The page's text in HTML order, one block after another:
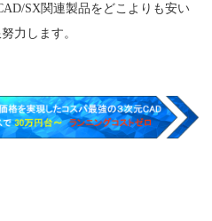
SX関連製品をどこよりも安い
力します。